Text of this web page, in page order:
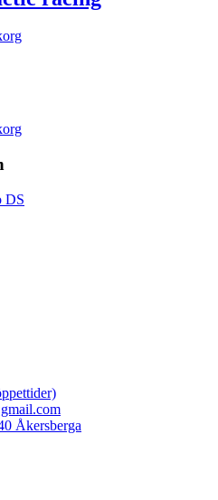
DS
Åkersberga